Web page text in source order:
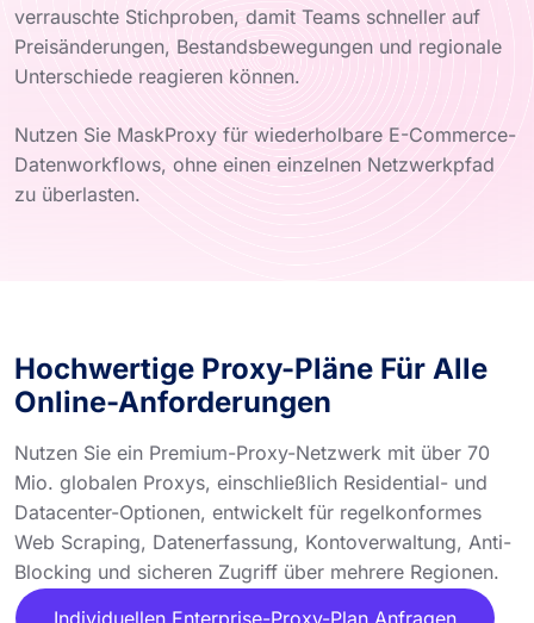
verrauschte Stichproben, damit Teams schneller auf
Preisänderungen, Bestandsbewegungen und regionale
Unterschiede reagieren können.
Nutzen Sie MaskProxy für wiederholbare E-Commerce-
Datenworkflows, ohne einen einzelnen Netzwerkpfad
zu überlasten.
Hochwertige Proxy-Pläne Für Alle
Online-Anforderungen
Nutzen Sie ein Premium-Proxy-Netzwerk mit über 70
Mio. globalen Proxys, einschließlich Residential- und
Datacenter-Optionen, entwickelt für regelkonformes
Web Scraping, Datenerfassung, Kontoverwaltung, Anti-
Blocking und sicheren Zugriff über mehrere Regionen.
Individuellen Enterprise-Proxy-Plan Anfragen